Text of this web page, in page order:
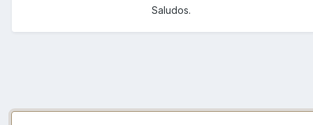
Saludos.